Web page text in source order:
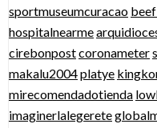
sportmuseumcuracao
hospitalnearme
cirebonpostcoronameter
makalu2004platye
mirecomendadotienda
imaginerlalegerete